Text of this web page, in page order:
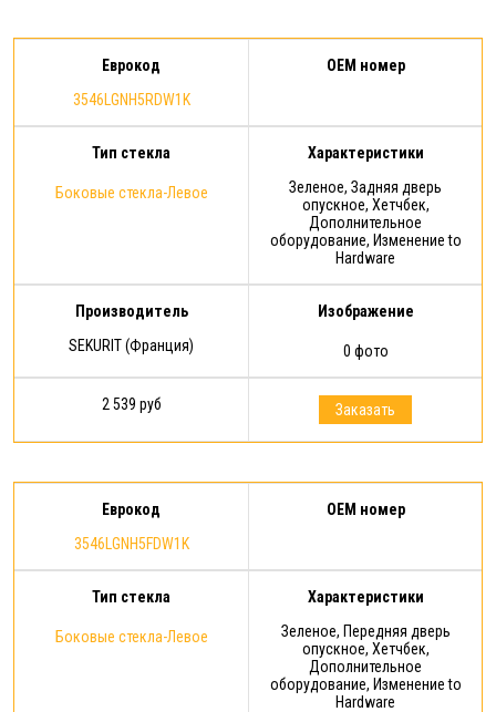
Еврокод
3546LGNH5RDW1K
OEM номер
Тип стекла
Боковые стекла-Левое
Характеристики
Зеленое, Задняя дверь
опускное, Хетчбек,
Дополнительное
оборудование, Изменение to
Hardware
Производитель
SEKURIT (Франция)
Изображение
0 фото
2 539 руб Заказать
Еврокод
3546LGNH5FDW1K
OEM номер
Тип стекла
Боковые стекла-Левое
Характеристики
Зеленое, Передняя дверь
опускное, Хетчбек,
Дополнительное
оборудование, Изменение to
Hardware